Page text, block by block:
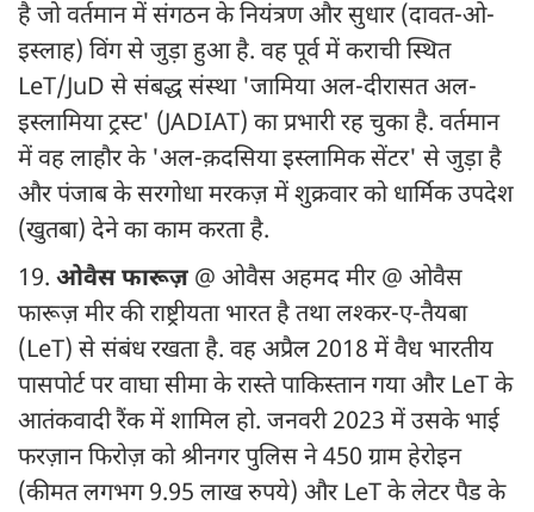
है जो वर्तमान में संगठन के नियंत्रण और सुधार (दावत-ओ-
इस्लाह) विंग से जुड़ा हुआ है. वह पूर्व में कराची स्थित
LeT/JuD से संबद्ध संस्था 'जामिया अल-दीरासत अल-
इस्लामिया ट्रस्ट' (JADIAT) का प्रभारी रह चुका है. वर्तमान
में वह लाहौर के 'अल-क़दसिया इस्लामिक सेंटर' से जुड़ा है
और पंजाब के सरगोधा मरकज़ में शुक्रवार को धार्मिक उपदेश
(खुतबा) देने का काम करता है.
19. ओवैस फारूज़ @ ओवैस अहमद मीर @ ओवैस
फारूज़ मीर की राष्ट्रीयता भारत है तथा लश्कर-ए-तैयबा
(LeT) से संबंध रखता है. वह अप्रैल 2018 में वैध भारतीय
पासपोर्ट पर वाघा सीमा के रास्ते पाकिस्तान गया और LeT के
आतंकवादी रैंक में शामिल हो. जनवरी 2023 में उसके भाई
फरज़ान फिरोज़ को श्रीनगर पुलिस ने 450 ग्राम हेरोइन
(कीमत लगभग 9.95 लाख रुपये) और LeT के लेटर पैड के